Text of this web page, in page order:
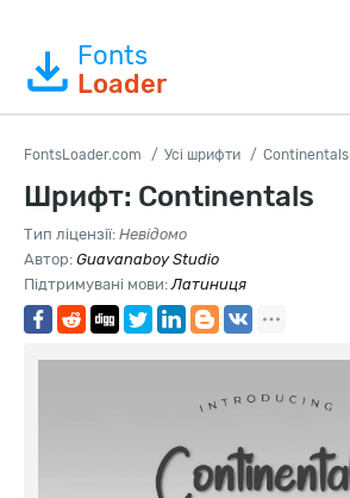
Fonts
Loader
FontsLoader.com Усі шрифти Continentals
Шрифт: Continentals
Тип ліцензії: Невідомо
Автор: Guavanaboy Studio
Підтримувані мови:Латиниця